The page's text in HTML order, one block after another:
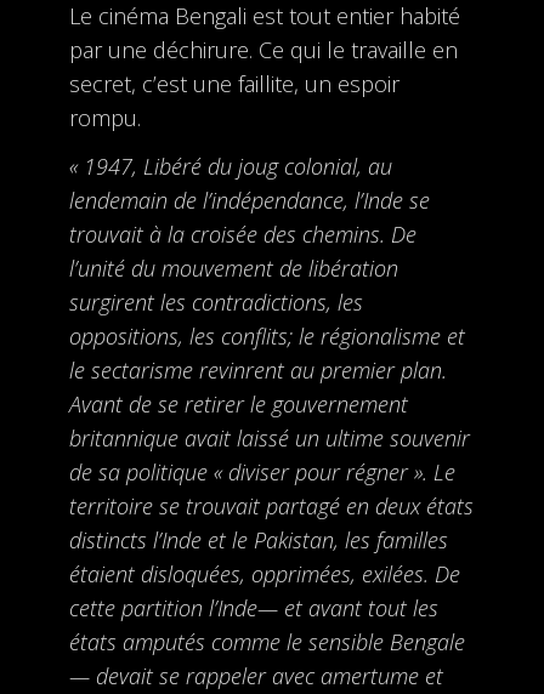
Le cinéma Bengali est tout entier habité
par une déchirure. Ce qui le travaille en
secret, c’est une faillite, un espoir
rompu.
« 1947, Libéré du joug colonial, au
lendemain de l’indépendance, l’Inde se
trouvait à la croisée des chemins. De
l’unité du mouvement de libération
surgirent les contradictions, les
oppositions, les conflits; le régionalisme et
le sectarisme revinrent au premier plan.
Avant de se retirer le gouvernement
britannique avait laissé un ultime souvenir
de sa politique « diviser pour régner ». Le
territoire se trouvait partagé en deux états
distincts l’Inde et le Pakistan, les familles
étaient disloquées, opprimées, exilées. De
cette partition l’Inde— et avant tout les
états amputés comme le sensible Bengale
— devait se rappeler avec amertume et